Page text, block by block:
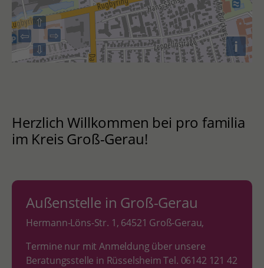
⇧
⇨
⇦
⇩
i
Herzlich Willkommen bei pro familia
im Kreis Groß-Gerau!
Außenstelle in Groß-Gerau
Hermann-Löns-Str. 1, 64521 Groß-Gerau,
Termine nur mit Anmeldung über unsere
Beratungsstelle in Rüsselsheim Tel. 06142 121 42